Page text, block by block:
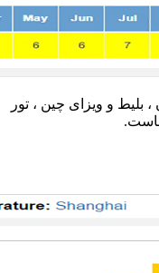
بلیط و ویزای چین ، تور